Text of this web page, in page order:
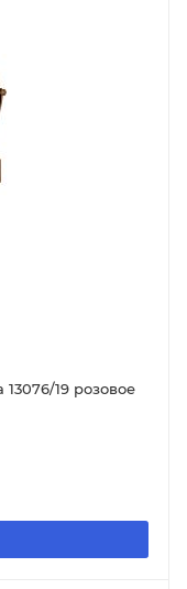
19 розовое